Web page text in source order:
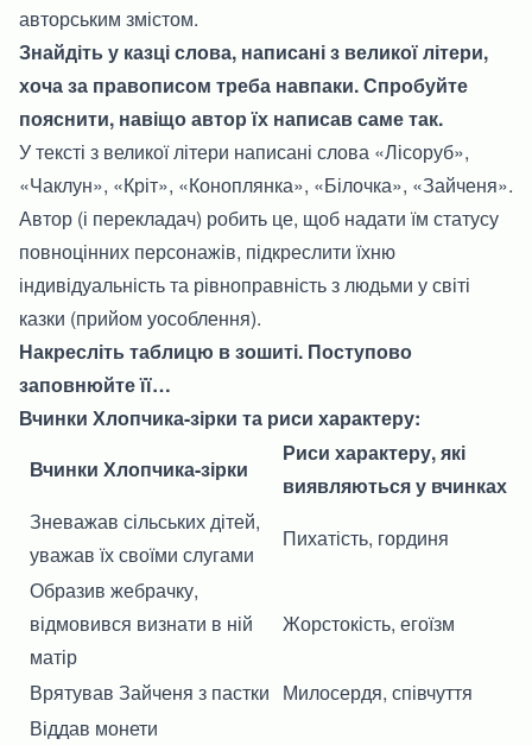
авторським змістом.
Знайдіть у казці слова, написані з великої літери,
хоча за правописом треба навпаки. Спробуйте
пояснити, навіщо автор їх написав саме так.
У тексті з великої літери написані слова «Лісоруб»,
«Чаклун», «Кріт», «Коноплянка», «Білочка», «Зайченя».
Автор (і перекладач) робить це, щоб надати їм статусу
повноцінних персонажів, підкреслити їхню
індивідуальність та рівноправність з людьми у світі
казки (прийом уособлення).
Накресліть таблицю в зошиті. Поступово
заповнюйте її…
Вчинки Хлопчика-зірки та риси характеру:
Вчинки Хлопчика-зірки
Риси характеру, які
виявляються у вчинках
Зневажав сільських дітей,
уважав їх своїми слугами
Пихатість, гординя
Образив жебрачку,
відмовився визнати в ній
матір
Жорстокість, егоїзм
Врятував Зайченя з пастки Милосердя, співчуття
Віддав монети